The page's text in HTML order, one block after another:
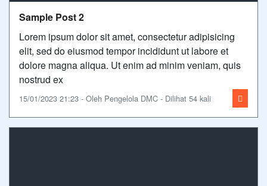
Sample Post 2
Lorem ipsum dolor sit amet, consectetur adipisicing
elit, sed do eiusmod tempor incididunt ut labore et
dolore magna aliqua. Ut enim ad minim veniam, quis
nostrud ex
15/01/2023 21:23 - Oleh Pengelola DMC - Dilihat 54 kali